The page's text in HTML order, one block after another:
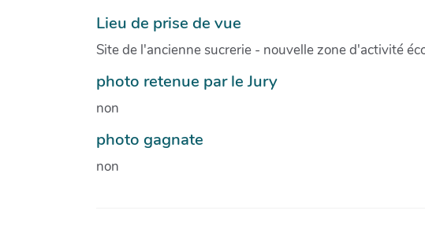
Lieu de prise de vue
Site de l'ancienne sucrerie - nouvelle zone d'activité
photo retenue par le Jury
non
photo gagnate
non